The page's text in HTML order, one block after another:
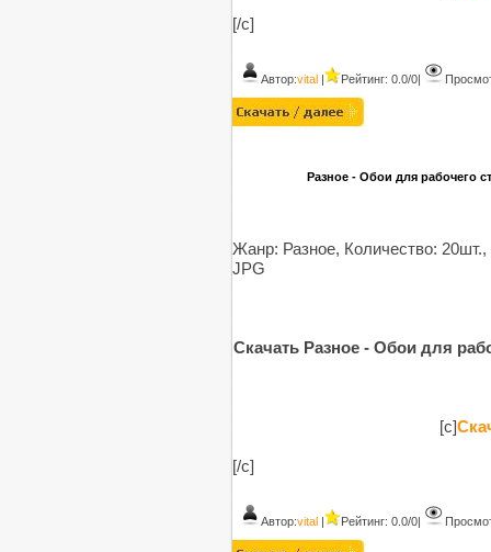
[/c]
Автор:vital | Рейтинг: 0.0/0|
Разное - Обои для рабочего
Жанр: Разное, Количество:
JPG
Скачать Разное - Обои для
[c]
[/c]
Автор:vital | Рейтинг: 0.0/0|